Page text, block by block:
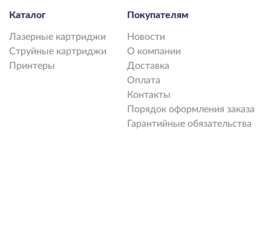
Каталог
Лазерные картриджи
Струйные картриджи
Принтеры
Покупателям
Новости
О компании
Доставка
Оплата
Контакты
Порядок оформления заказа
Гарантийные обязательства